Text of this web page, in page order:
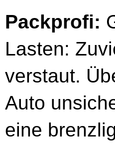
Packprofi:
Lasten:
verstaut.
Auto
eine